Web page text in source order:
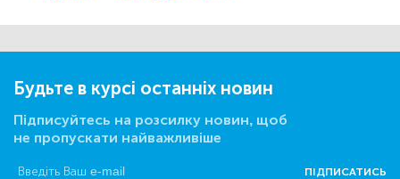
Будьте в курсі останніх новин
Підписуйтесь на розсилку новин, щоб
не пропускати найважливіше
ПІДПИСАТИСЬ